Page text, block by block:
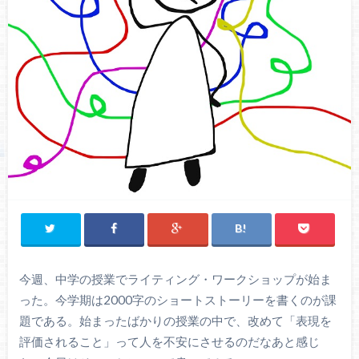
今週、中学の授業でライティング・ワークショップが始ま
った。今学期は2000字のショートストーリーを書くのが課
題である。始まったばかりの授業の中で、改めて「表現を
評価されること」って人を不安にさせるのだなあと感じ